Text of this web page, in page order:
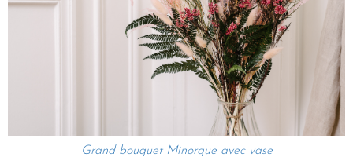
Grand bouquet Minorque avec vase